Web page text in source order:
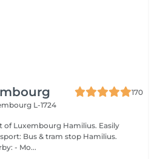
170
L-1724
Hamilius. Easily
Bus & tram stop Hamilius.
- Mo...